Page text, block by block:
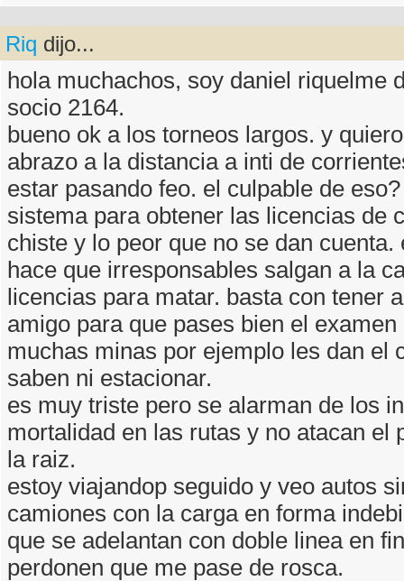
Riq dijo...
hola muchachos, soy daniel riquelme
socio 2164.
bueno ok a los torneos largos. y
abrazo a la distancia a inti de
estar pasando feo. el culpable de
sistema para obtener las licencias de
chiste y lo peor que no se dan cuenta.
hace que irresponsables salgan a la
licencias para matar. basta con tener
amigo para que pases bien el
muchas minas por ejemplo les dan el
saben ni estacionar.
es muy triste pero se alarman de los
mortalidad en las rutas y no atacan el
la raiz.
estoy viajandop seguido y veo autos
camiones con la carga en forma
que se adelantan con doble linea en
perdonen que me pase de rosca.